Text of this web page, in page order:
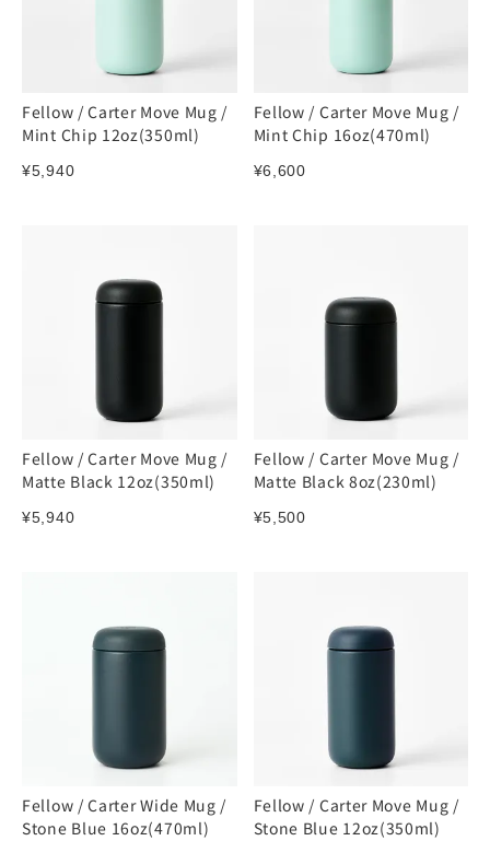
Fellow / Carter Move Mug /
Mint Chip 12oz(350ml)
¥5,940
Fellow / Carter Move Mug /
Mint Chip 16oz(470ml)
¥6,600
Fellow / Carter Move Mug /
Matte Black 12oz(350ml)
¥5,940
Fellow / Carter Move Mug /
Matte Black 8oz(230ml)
¥5,500
Fellow / Carter Wide Mug /
Stone Blue 16oz(470ml)
Fellow / Carter Move Mug /
Stone Blue 12oz(350ml)